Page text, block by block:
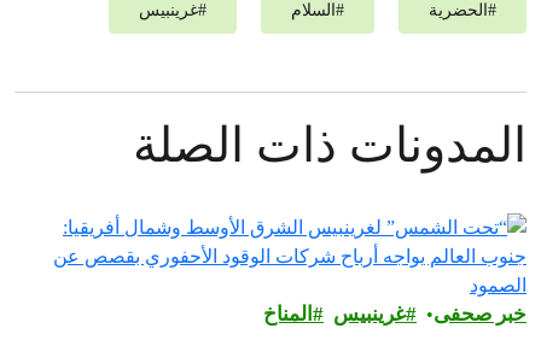
# الحضرية # السلام #غرينبيس‎
المدونات ذات الصلة
خبر صحفى غرينبيس‎ المناخ